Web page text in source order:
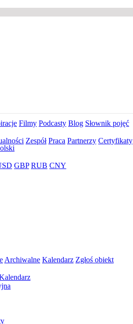
Filmy Podcasty Blog Słownik pojęć
Zespół Praca Partnerzy Certyfikaty
GBP RUB CNY
Archiwalne Kalendarz Zgłoś obiekt